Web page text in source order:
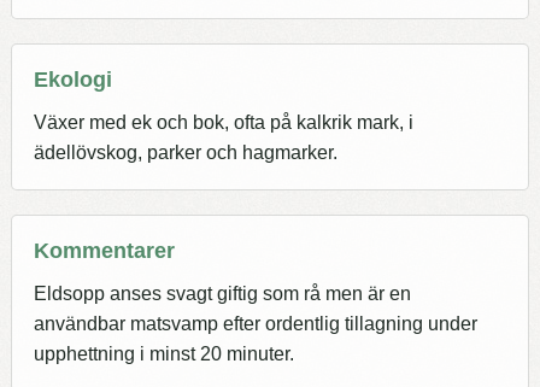
Ekologi
Växer med ek och bok, ofta på kalkrik mark, i
ädellövskog, parker och hagmarker.
Kommentarer
Eldsopp anses svagt giftig som rå men är en
användbar matsvamp efter ordentlig tillagning under
upphettning i minst 20 minuter.